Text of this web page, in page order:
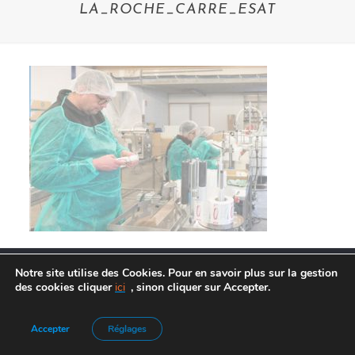
LA_ROCHE_CARRE_ESAT
Agence de Communication :
Notre site utilise des Cookies. Pour en savoir plus sur la gestion
des cookies cliquer ici , sinon cliquer sur Accepter.
Accepter Réglages